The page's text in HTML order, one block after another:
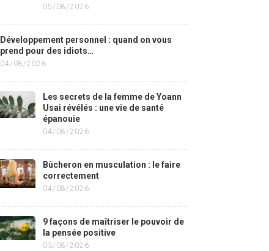
05/08/2026
Développement personnel : quand on vous
prend pour des idiots…
04/08/2026
Les secrets de la femme de Yoann
Usai révélés : une vie de santé
épanouie
04/08/2026
Bûcheron en musculation : le faire
correctement
04/08/2026
9 façons de maîtriser le pouvoir de
la pensée positive
03/08/2026